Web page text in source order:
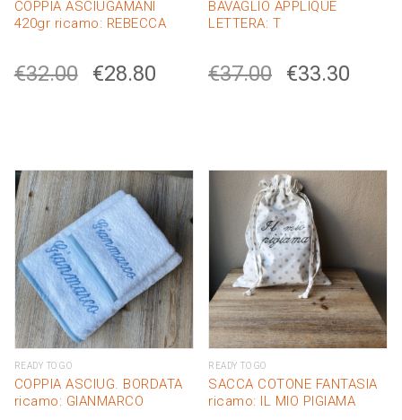
COPPIA ASCIUGAMANI
420gr ricamo: REBECCA
€32.00 €28.80
BAVAGLIO APPLIQUE
LETTERA: T
€37.00 €33.30
READY TO GO
COPPIA ASCIUG. BORDATA
ricamo: GIANMARCO
READY TO GO
SACCA COTONE FANTASIA
ricamo: IL MIO PIGIAMA